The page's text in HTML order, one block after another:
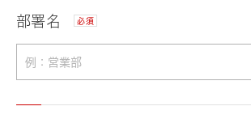
部署名 必須